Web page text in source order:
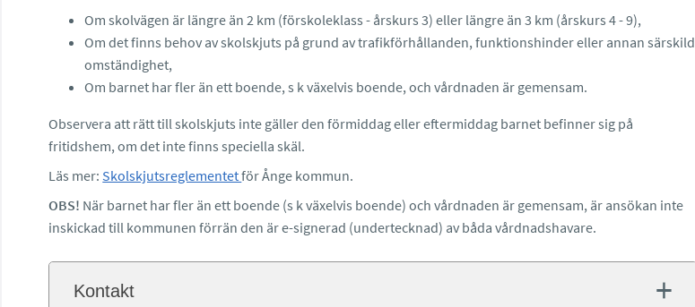
Om skolvägen är längre än 2 km (förskoleklass - årskurs 3) eller längre än 3 km (årskurs 4 - 9),
Om det finns behov av skolskjuts på grund av trafikförhållanden, funktionshinder eller annan särskild
omständighet,
Om barnet har fler än ett boende, s k växelvis boende, och vårdnaden är gemensam.
Observera att rätt till skolskjuts inte gäller den förmiddag eller eftermiddag barnet befinner sig på
fritidshem, om det inte finns speciella skäl.
Läs mer: Skolskjutsreglementetför Ånge kommun.
OBS! När barnet har fler än ett boende (s k växelvis boende) och vårdnaden är gemensam, är ansökan inte
inskickad till kommunen förrän den är e-signerad (undertecknad) av båda vårdnadshavare.
Kontakt